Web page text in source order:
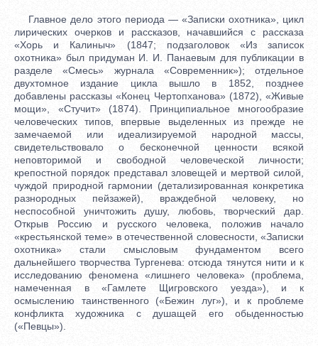
Главное дело этого периода — «Записки охотника», цикл
лирических очерков и рассказов, начавшийся с рассказа
«Хорь и Калиныч» (1847; подзаголовок «Из записок
охотника» был придуман И. И. Панаевым для публикации в
разделе «Смесь» журнала «Современник»); отдельное
двухтомное издание цикла вышло в 1852, позднее
добавлены рассказы «Конец Чертопханова» (1872), «Живые
мощи», «Стучит» (1874). Принципиальное многообразие
человеческих типов, впервые выделенных из прежде не
замечаемой или идеализируемой народной массы,
свидетельствовало о бесконечной ценности всякой
неповторимой и свободной человеческой личности;
крепостной порядок представал зловещей и мертвой силой,
чуждой природной гармонии (детализированная конкретика
разнородных пейзажей), враждебной человеку, но
неспособной уничтожить душу, любовь, творческий дар.
Открыв Россию и русского человека, положив начало
«крестьянской теме» в отечественной словесности, «Записки
охотника» стали смысловым фундаментом всего
дальнейшего творчества Тургенева: отсюда тянутся нити и к
исследованию феномена «лишнего человека» (проблема,
намеченная в «Гамлете Щигровского уезда»), и к
осмыслению таинственного («Бежин луг»), и к проблеме
конфликта художника с душащей его обыденностью
(«Певцы»).